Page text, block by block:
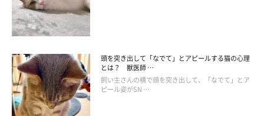
ねこのきもち投稿写真ギャラリー
しかし場合によっては、シャンプーした方がいいケースがあるの
も事実です。
たとえば皮膚病になりやすい猫や、ひどく汚れている猫は、シャ
頭を突き出して「なでて」とアピールする猫の心理
とは？ 獣医師 …
飼い主さんの横で頭を突き出して、「なでて」とア
ピール姿がSN …